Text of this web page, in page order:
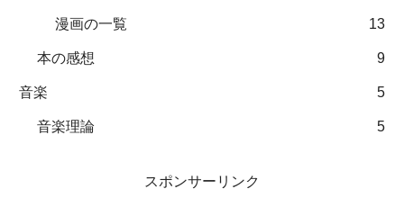
漫画の一覧 13
本の感想 9
音楽 5
音楽理論 5
スポンサーリンク